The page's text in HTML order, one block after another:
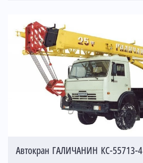
Автокран ГАЛИЧАНИН КС-55713-4